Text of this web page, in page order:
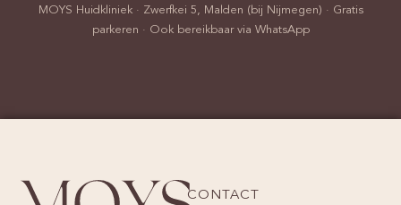
MOYS Huidkliniek · Zwerfkei 5, Malden (bij Nijmegen) · Gratis
parkeren · Ook bereikbaar via WhatsApp
CONTACT